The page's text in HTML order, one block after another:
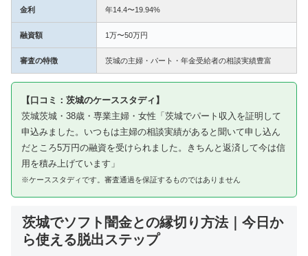
金利 年14.4〜19.94%
融資額 1万〜50万円
審査の特徴 茨城の主婦・パート・年金受給者の相談実績豊富
【口コミ：茨城のケーススタディ】
茨城茨城・38歳・専業主婦・女性「茨城でパート収入を証明して
申込みました。いつもは主婦の相談実績があると聞いて申し込ん
だところ5万円の融資を受けられました。きちんと返済して今は信
用を積み上げています」
※ケーススタディです。審査通過を保証するものではありません
茨城でソフト闇金との縁切り方法｜今日か
ら使える脱出ステップ